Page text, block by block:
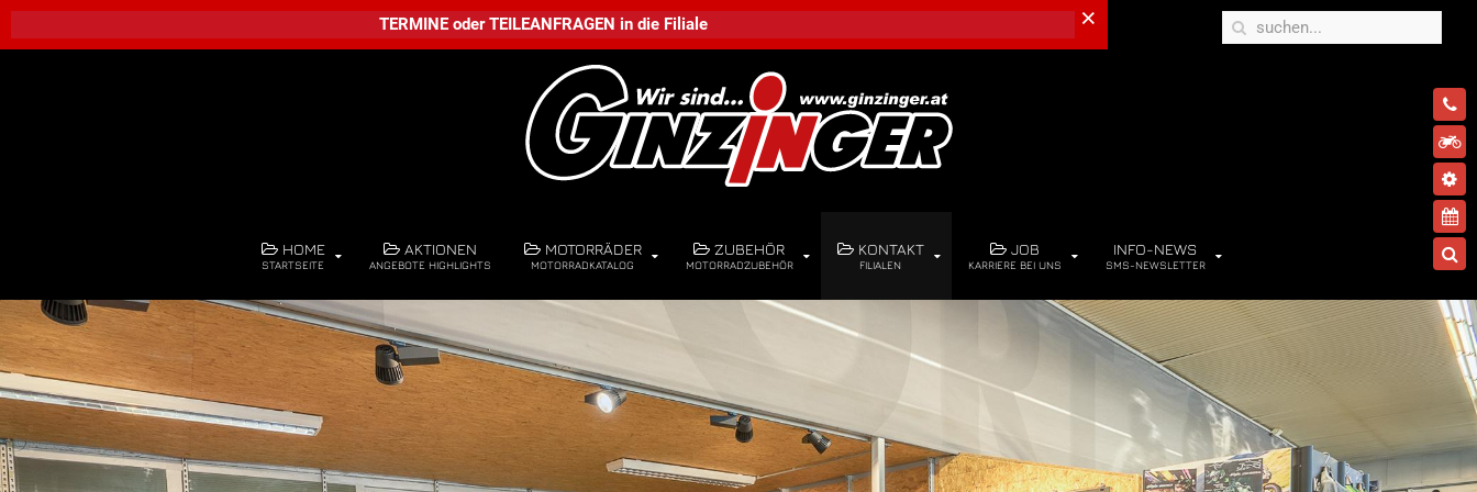
HOME
STARTSEITE
AKTIONEN
ANGEBOTE HIGHLIGHTS
MOTORRÄDER
MOTORRADKATALOG
ZUBEHÖR
MOTORRADZUBEHÖR
KONTAKT
FILIALEN
JOB
KARRIERE BEI UNS
INFO-NEWS
SMS-NEWSLETTER
×
TERMINEoderTEILEANFRAGEN in die Filiale